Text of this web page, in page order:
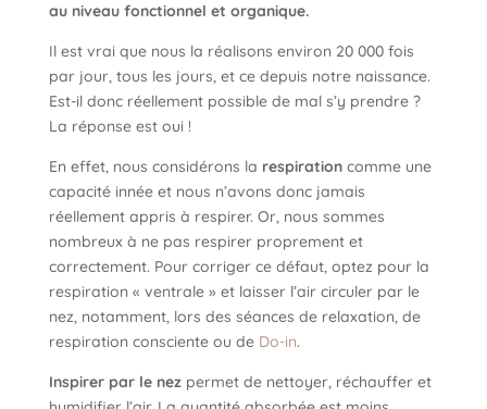
au niveau fonctionnel et organique.
Il est vrai que nous la réalisons environ 20 000 fois
par jour, tous les jours, et ce depuis notre naissance.
Est-il donc réellement possible de mal s’y prendre ?
La réponse est oui !
En effet, nous considérons la respiration comme une
capacité innée et nous n’avons donc jamais
réellement appris à respirer. Or, nous sommes
nombreux à ne pas respirer proprement et
correctement. Pour corriger ce défaut, optez pour la
respiration « ventrale » et laisser l’air circuler par le
nez, notamment, lors des séances de relaxation, de
respiration consciente ou de Do-in.
Inspirer par le nezpermet de nettoyer, réchauffer et